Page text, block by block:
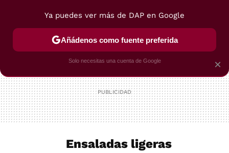
POSTRES VIAJES SELECCIÓN VEGUI
Ensaladas ligeras
×
Ya puedes ver más de DAP en Google
Añádenos como fuente preferida
Solo necesitas una cuenta de Google